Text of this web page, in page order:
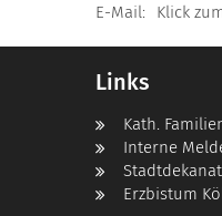
E-Mail: Klick
Links
Kath.
Interne
Erzbistum